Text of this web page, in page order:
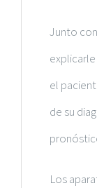
Junto
el
de su
Los